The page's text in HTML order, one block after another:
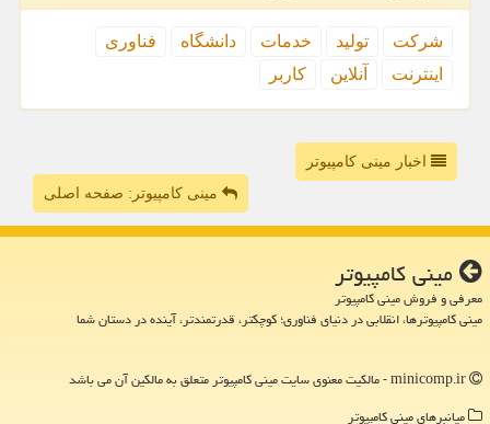
شركت تولید خدمات دانشگاه
فناوری
اینترنت
آنلاین كاربر
اخبار مینی کامپیوتر
مینی کامپیوتر: صفحه اصلی
مینی كامپیوتر
معرفی و فروش مینی کامپیوتر
مینی کامپیوترها، انقلابی در دنیای فناوری؛ کوچکتر، قدرتمندتر، آینده در دستان شما
میانبرهای مینی كامپیوتر